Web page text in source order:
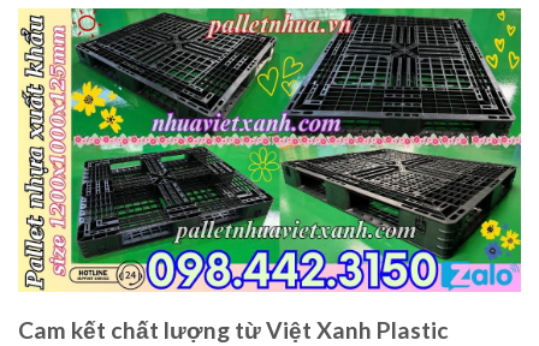
Cam kết chất lượng từ Việt Xanh Plastic